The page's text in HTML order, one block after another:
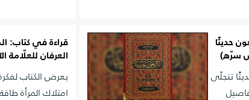
حديثًا
سرّه)
تتجلّى
قراءة في كتاب:
العرفان للعلّامة
يعرض الكتاب
امتلاك المرأة